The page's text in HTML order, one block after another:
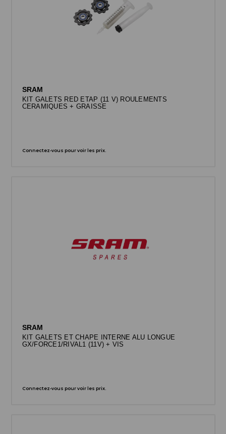
SRAM
KIT GALETS RED ETAP (11 V) ROULEMENTS
CERAMIQUES + GRAISSE
Connectez-vous pour voir les prix.
SRAM
KIT GALETS ET CHAPE INTERNE ALU LONGUE
GX/FORCE1/RIVAL1 (11V) + VIS
Connectez-vous pour voir les prix.